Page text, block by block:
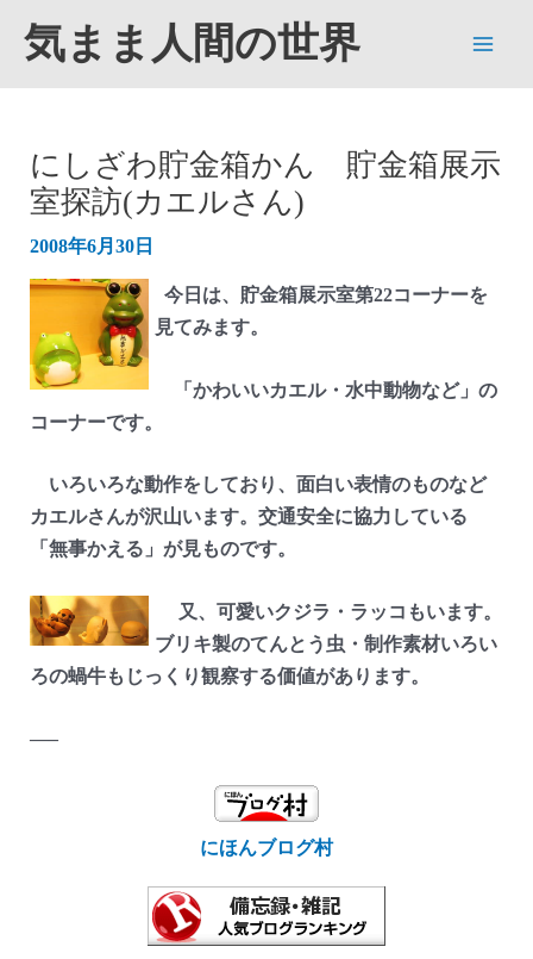
気まま人間の世界
にしざわ貯金箱かん 貯金箱展示
室探訪(カエルさん)
2008年6月30日
今日は、貯金箱展示室第22コーナーを
見てみます。
「かわいいカエル・水中動物など」の
コーナーです。
いろいろな動作をしており、面白い表情のものなど
カエルさんが沢山います。交通安全に協力している
「無事かえる」が見ものです。
又、可愛いクジラ・ラッコもいます。
ブリキ製のてんとう虫・制作素材いろい
ろの蝸牛もじっくり観察する価値があります。
—–
にほんブログ村